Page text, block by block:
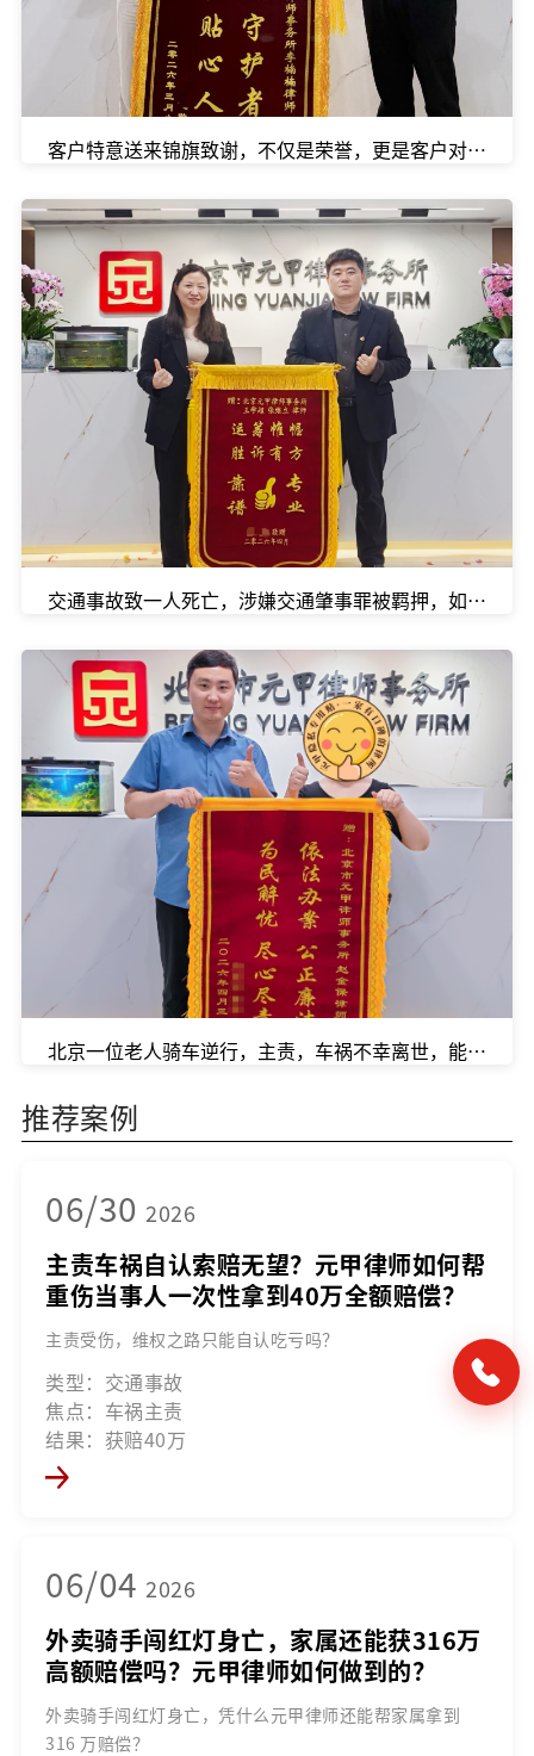
客户特意送来锦旗致谢，不仅是荣誉，更是客户对我们口
交通事故致一人死亡，涉嫌交通肇事罪被羁押，如何在
北京一位老人骑车逆行，主责，车祸不幸离世，能拿到多
推荐案例
06/30 2026
主责车祸自认索赔无望？元甲律师如何帮
重伤当事人一次性拿到40万全额赔偿？
主责受伤，维权之路只能自认吃亏吗？
类型：交通事故
焦点：车祸主责
结果：获赔40万
06/04 2026
外卖骑手闯红灯身亡，家属还能获316万
高额赔偿吗？元甲律师如何做到的？
外卖骑手闯红灯身亡，凭什么元甲律师还能帮家属拿到
316 万赔偿？